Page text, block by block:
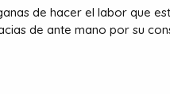
de hacer el labor que
de ante mano por su